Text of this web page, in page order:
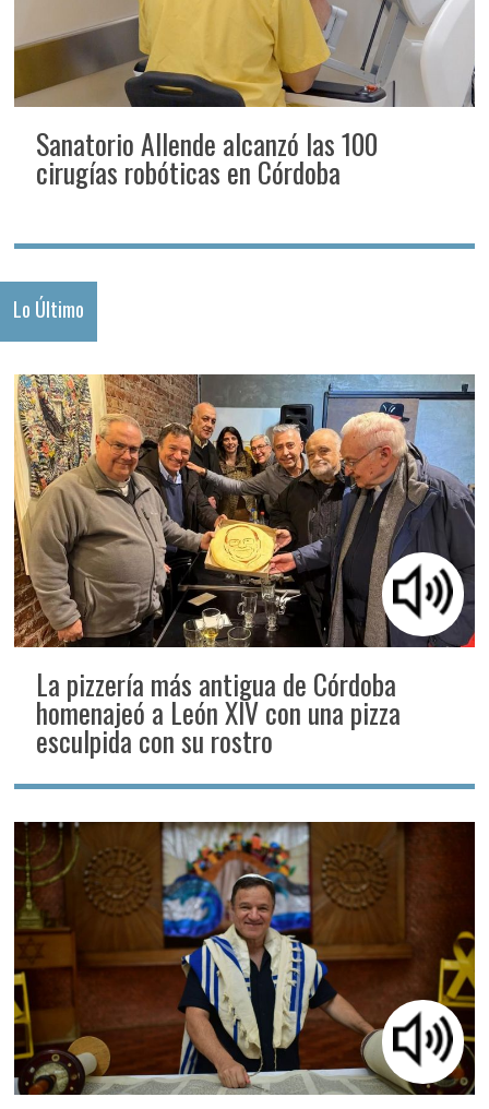
Sanatorio Allende alcanzó las 100
cirugías robóticas en Córdoba
Lo Último
La pizzería más antigua de Córdoba
homenajeó a León XIV con una pizza
esculpida con su rostro